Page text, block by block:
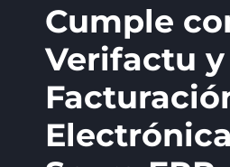
Cumple
Verifactu y